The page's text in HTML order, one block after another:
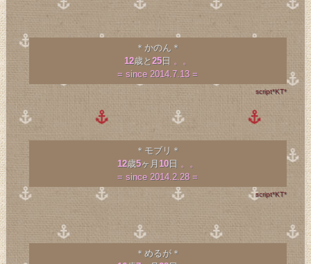
＊かのん＊
12歳と25日 。。
= since 2014.7.13 =
script*KT*
＊モブリ＊
12歳5ヶ月 10日 。。
= since 2014.2.28 =
script*KT*
＊めるが＊